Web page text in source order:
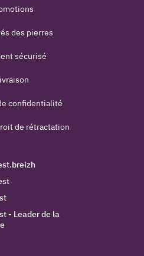
des pierres
sécurisé
confidentialité
de rétractation
- Leader de la